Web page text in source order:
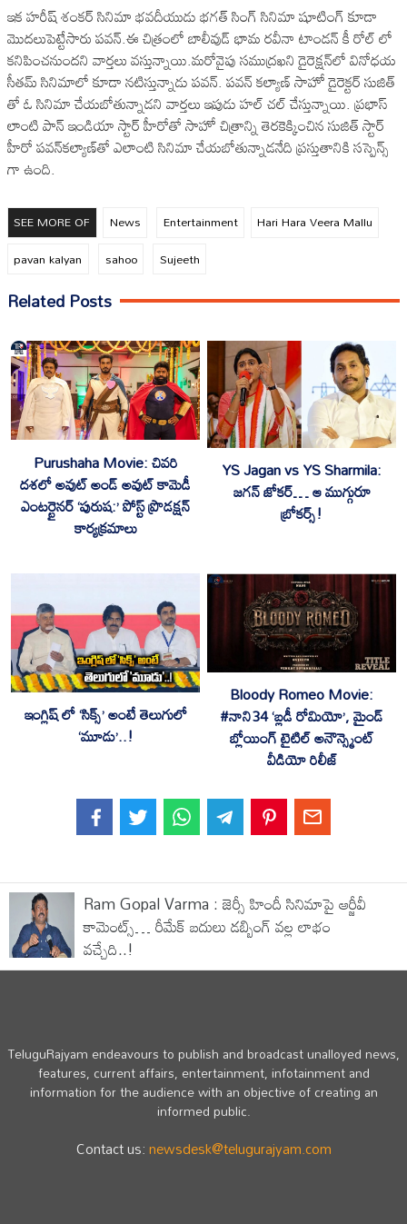
ఇక హరీష్ శంకర్ సినిమా భవదీయుడు భగత్ సింగ్ సినిమా షూటింగ్ కూడా
మొదలుపెట్టేసారు పవన్.ఈ చిత్రంలో బాలీవుడ్ భామ రవీనా టాండన్ కీ రోల్ లో
కనిపించనుందని వార్తలు వస్తున్నాయి.మరోవైపు సముద్రఖని డైరెక్షన్‌లో వినోధయ
సీతమ్ సినిమాలో కూడా నటిస్తున్నాడు పవన్. పవన్ కల్యాణ్ సాహో డైరెక్టర్ సుజిత్
తో ఓ సినిమా చేయబోతున్నాడని వార్తలు ఇపుడు హల్ చల్ చేస్తున్నాయి. ప్రభాస్
లాంటి పాన్ ఇండియా స్టార్ హీరోతో సాహో చిత్రాన్ని తెరకెక్కించిన సుజిత్ స్టార్
హీరో పవన్‌కల్యాణ్‌తో ఎలాంటి సినిమా చేయబోతున్నాడనేది ప్రస్తుతానికి సస్పెన్స్
గా ఉంది.
SEE MORE OF News Entertainment
Hari Hara Veera Mallu
pavan kalyan
sahoo Sujeeth
Related Posts
Purushaha Movie: చివరి
దశలో అవుట్ అండ్ అవుట్ కామెడీ
ఎంటర్టైనర్‌ ‘పురుష:’ పోస్ట్ ప్రొడక్షన్
కార్యక్రమాలు
YS Jagan vs YS Sharmila:
జగన్ జోకర్… ఆ ముగ్గురూ
బ్రోకర్స్!
ఇంగ్లిష్ లో ‘సిక్స్’ అంటే తెలుగులో
‘మూడు’..!
Bloody Romeo Movie:
#నాని34 ‘బ్లడీ రోమియో’, మైండ్
బ్లోయింగ్ టైటిల్ అనౌన్స్మెంట్
వీడియో రిలీజ్
Ram Gopal Varma : జెర్సీ హిందీ సినిమాపై ఆర్జీవీ
కామెంట్స్… రీమేక్ బదులు డబ్బింగ్ వల్ల లాభం
వచ్చేది..!
TeluguRajyam endeavours to publish and broadcast unalloyed news,
features, current affairs, entertainment, infotainment and
information for the audience with an objective of creating an
informed public.
Contact us:newsdesk@telugurajyam.com